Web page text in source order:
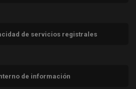
de servicios registrales
de información